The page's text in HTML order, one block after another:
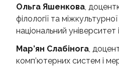
Ольга Яшенкова ,
філології та
національний
Мар’ян Слабінога ,
комп’ютерних систем і